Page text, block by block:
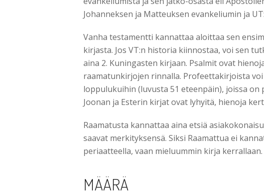
Johanneksen ja Matteuksen evankeliumin ja
Vanha testamentti kannattaa aloittaa sen
kirjasta. Jos VT:n historia kiinnostaa, voi sen
aina 2. Kuningasten kirjaan. Psalmit ovat
raamatunkirjojen rinnalla. Profeettakirjoista
loppulukuihin (luvusta 51 eteenpäin), joissa on
Joonan ja Esterin kirjat ovat lyhyitä, hienoja
Raamatusta kannattaa aina etsiä
saavat merkityksensä. Siksi Raamattua ei
periaatteella, vaan mieluummin kirja kerrallaan.
MÄÄRÄ